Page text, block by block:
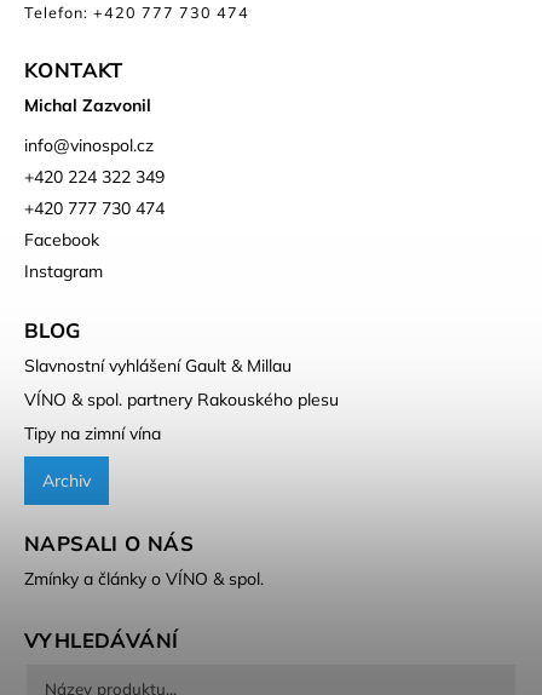
Telefon: +420 777 730 474
KONTAKT
Michal Zazvonil
info@vinospol.cz
+420 224 322 349
+420 777 730 474
Facebook
Instagram
BLOG
Slavnostní vyhlášení Gault & Millau
VÍNO & spol. partnery Rakouského plesu
Tipy na zimní vína
Archiv
NAPSALI O NÁS
Zmínky a články o VÍNO & spol.
VYHLEDÁVÁNÍ